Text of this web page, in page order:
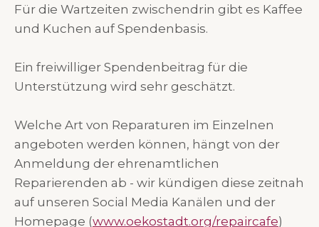
Für die Wartzeiten zwischendrin gibt es Kaffee
und Kuchen auf Spendenbasis.
Ein freiwilliger Spendenbeitrag für die
Unterstützung wird sehr geschätzt.
Welche Art von Reparaturen im Einzelnen
angeboten werden können, hängt von der
Anmeldung der ehrenamtlichen
Reparierenden ab - wir kündigen diese zeitnah
auf unseren Social Media Kanälen und der
Homepage (www.oekostadt.org/repaircafe)